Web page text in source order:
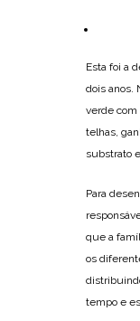
Esta foi a
dois anos.
verde com
telhas,
substrato
Para
que a
os
tempo e